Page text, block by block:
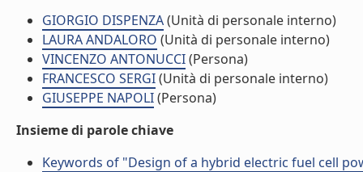
GIORGIO DISPENZA(Unità di personale interno)
LAURA ANDALORO (Unità di personale interno)
VINCENZO ANTONUCCI(Persona)
FRANCESCO SERGI(Unità di personale interno)
GIUSEPPE NAPOLI(Persona)
Insieme di parole chiave
Keywords of "Design of a hybrid electric fuel cell